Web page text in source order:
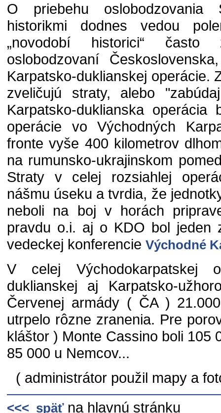
O priebehu oslobodzovania
historikmi dodnes vedou
„novodobí historici“
oslobodzovaní
Karpatsko-duklianskej operácie.
zveličujú straty, alebo
Karpatsko-duklianska
operácie vo Východných
fronte vyše 400 kilometrov
na rumunsko-ukrajinskom
Straty v celej rozsiahlej
nášmu úseku a tvrdia, že
neboli na boj v horách
pravdu o.i. aj o KDO bol jeden
vedeckej konferencie Východné
V celej Východokarpatskej
duklianskej aj Karpatsko-
Červenej armády ( ČA )
utrpelo rôzne zranenia. Pre
kláštor ) Monte Cassino boli 105
85 000 u Nemcov...
( administrátor použil mapy a
<<< späťna hlavnú stránku